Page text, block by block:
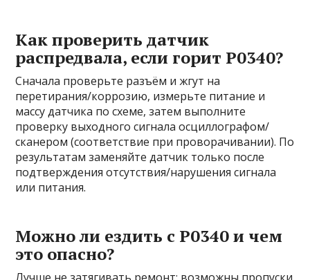
Как проверить датчик
распредвала, если горит P0340?
Сначала проверьте разъём и жгут на
перетирания/коррозию, измерьте питание и
массу датчика по схеме, затем выполните
проверку выходного сигнала осциллографом/
сканером (соответствие при проворачивании). По
результатам заменяйте датчик только после
подтверждения отсутствия/нарушения сигнала
или питания.
Можно ли ездить с P0340 и чем
это опасно?